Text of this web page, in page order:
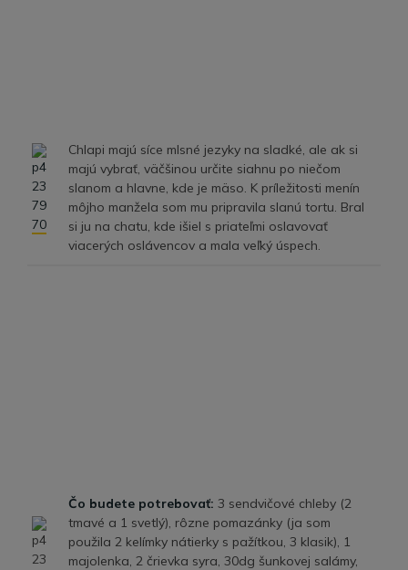
Chlapi majú síce mlsné jezyky na sladké, ale ak si
majú vybrať, väčšinou určite siahnu po niečom
slanom a hlavne, kde je mäso. K príležitosti menín
môjho manžela som mu pripravila slanú tortu. Bral
si ju na chatu, kde išiel s priateľmi oslavovať
viacerých oslávencov a mala veľký úspech.
Čo budete potrebovať: 3 sendvičové chleby (2
tmavé a 1 svetlý), rôzne pomazánky (ja som
použila 2 kelímky nátierky s pažítkou, 3 klasik), 1
majolenka, 2 črievka syra, 30dg šunkovej salámy,